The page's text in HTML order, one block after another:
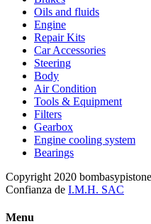
Oils and fluids
Engine
Repair Kits
Car Accessories
Steering
Body
Air Condition
Tools & Equipment
Filters
Gearbox
Engine cooling system
Bearings
Copyright 2020
Confianza de I.M.H. SAC
Menu